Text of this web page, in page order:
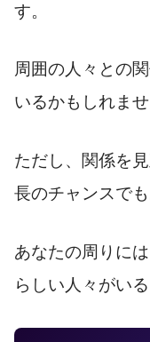
す。
周囲の人々との
いるかもしれませ
ただし、関係を
長のチャンスでも
あなたの周りに
らしい人々がい